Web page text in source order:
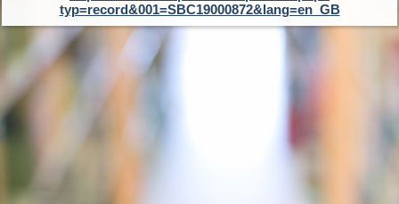
typ=record&001=SBC19000872&lang=en_GB